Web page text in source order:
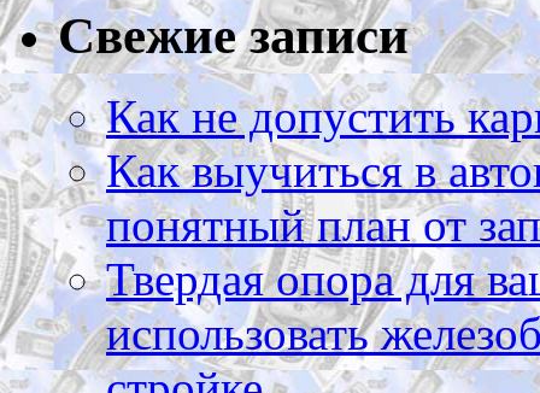
Свежие записи
Как не допустить
Как выучиться в
понятный план от
Твердая опора для
использовать